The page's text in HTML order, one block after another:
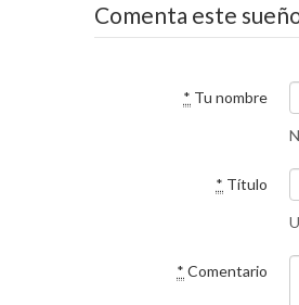
Comenta este
* Tu nombre
* Título
* Comentario